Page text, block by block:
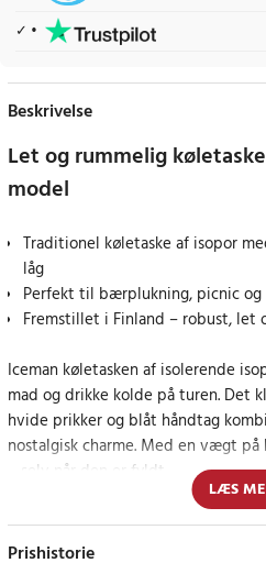
Beskrivelse
Let og rummelig
model
Traditionel køletaske af isopor
låg
Perfekt til bærplukning, picnic
Fremstillet i Finland – robust, let
Iceman køletasken af isolerende
mad og drikke kolde på turen. Det
hvide prikker og blåt håndtag
nostalgisk charme. Med en vægt
– selv når den er fyldt.
Pålidelig ledsager på varme
LÆS
Prishistorie